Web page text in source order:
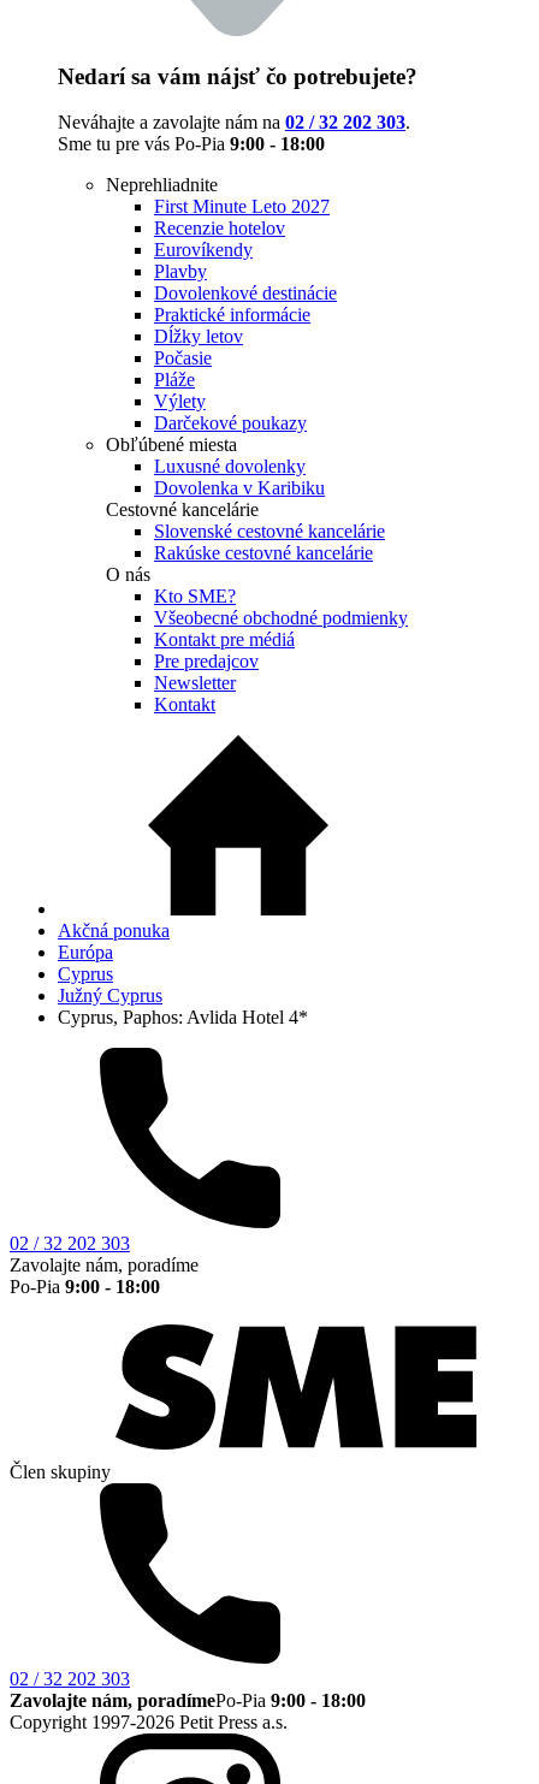
Nedarí sa vám nájsť čo potrebujete?
Neváhajte a zavolajte nám na 02 / 32 202 303.
Sme tu pre vás Po-Pia 9:00 - 18:00
Neprehliadnite
First Minute Leto 2027
Recenzie hotelov
Eurovíkendy
Plavby
Dovolenkové destinácie
Praktické informácie
Dĺžky letov
Počasie
Pláže
Výlety
Darčekové poukazy
Obľúbené miesta
Luxusné dovolenky
Dovolenka v Karibiku
Cestovné kancelárie
Slovenské cestovné kancelárie
Rakúske cestovné kancelárie
O nás
Kto SME?
Všeobecné obchodné podmienky
Kontakt pre médiá
Pre predajcov
Newsletter
Kontakt
Akčná ponuka
Európa
Cyprus
Južný Cyprus
Cyprus, Paphos: Avlida Hotel 4*
02 / 32 202 303
Zavolajte nám, poradíme
Po-Pia 9:00 - 18:00
Člen skupiny
02 / 32 202 303
Zavolajte nám, poradímePo-Pia 9:00 - 18:00
Copyright 1997-2026 Petit Press a.s.